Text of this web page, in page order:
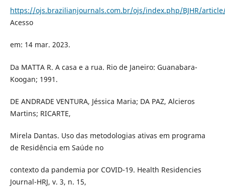
https://ojs.brazilianjournals.com.br/ojs/index.php/BJHR/
Acesso
em: 14 mar. 2023.
Da MATTA R. A casa e a rua. Rio de Janeiro: Guanabara-
Koogan; 1991.
DE ANDRADE VENTURA, Jéssica Maria; DA PAZ, Alcieros
Martins; RICARTE,
Mirela Dantas. Uso das metodologias ativas em programa
de Residência em Saúde no
contexto da pandemia por COVID-19. Health Residencies
Journal-HRJ, v. 3, n. 15,